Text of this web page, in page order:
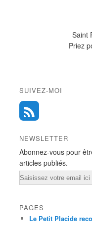
Saint
Priez
SUIVEZ-MOI
NEWSLETTER
Abonnez-vous pour
articles publiés.
Email
PAGES
Le Petit Placide